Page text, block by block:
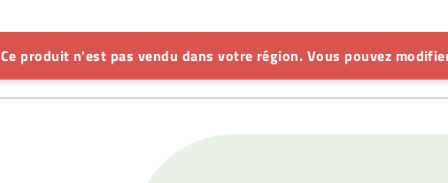
Ce produit n'est pas vendu dans votre région. Vous pouvez